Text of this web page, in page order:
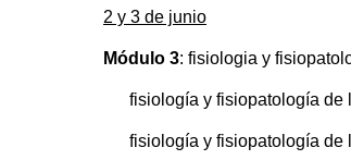
2 y 3 de junio
Módulo 3: fisiologia y
fisiología y fisiopatología de
fisiología y fisiopatología de